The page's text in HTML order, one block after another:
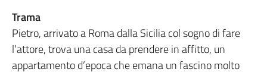
Trama
Pietro, arrivato a Roma dalla Sicilia col sogno di fare
l’attore, trova una casa da prendere in affitto, un
appartamento d’epoca che emana un fascino molto